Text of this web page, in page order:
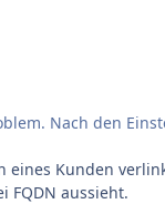
Nach den
Kunden
FQDN aussieht.